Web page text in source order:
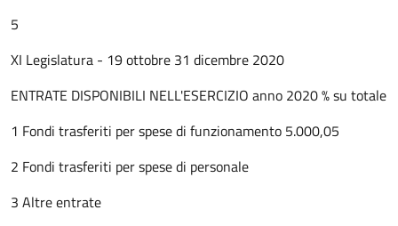
5
XI Legislatura - 19 ottobre 31 dicembre 2020
ENTRATE DISPONIBILI NELL'ESERCIZIO anno 2020 % su totale
1 Fondi trasferiti per spese di funzionamento 5.000,05
2 Fondi trasferiti per spese di personale
3 Altre entrate